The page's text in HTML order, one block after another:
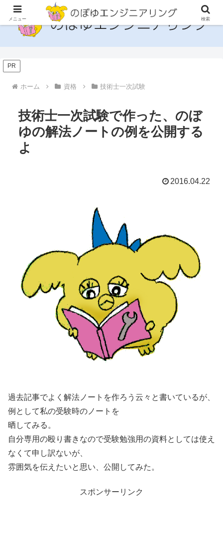
PR
ホーム 資格 技術士一次試験
技術士一次試験で作った、のぼ
ゆの解法ノートの例を公開する
よ
2016.04.22
過去記事でよく解法ノートを作ろう云々と書いているが、
例として私の受験時のノートを
晒してみる。
自分専用の殴り書きなので受験勉強用の資料としては使え
なくて申し訳ないが、
雰囲気を伝えたいと思い、公開してみた。
スポンサーリンク
メニュー 検索